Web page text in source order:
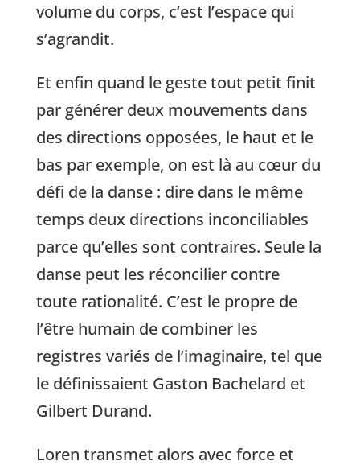
volume du corps, c’est l’espace qui
s’agrandit.
Et enfin quand le geste tout petit finit
par générer deux mouvements dans
des directions opposées, le haut et le
bas par exemple, on est là au cœur du
défi de la danse : dire dans le même
temps deux directions inconciliables
parce qu’elles sont contraires. Seule la
danse peut les réconcilier contre
toute rationalité. C’est le propre de
l’être humain de combiner les
registres variés de l’imaginaire, tel que
le définissaient Gaston Bachelard et
Gilbert Durand.
Loren transmet alors avec force et